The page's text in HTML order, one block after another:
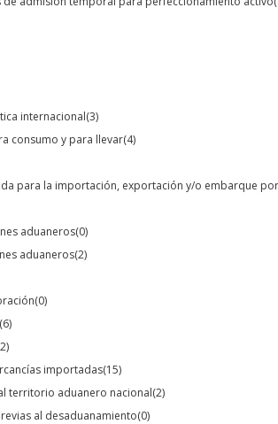
internacional(3)
consumo y para llevar(4)
para la importación, exportación y/o embarque
aduaneros(0)
aduaneros(2)
(0)
(6)
importadas(15)
territorio aduanero nacional(2)
al desaduanamiento(0)